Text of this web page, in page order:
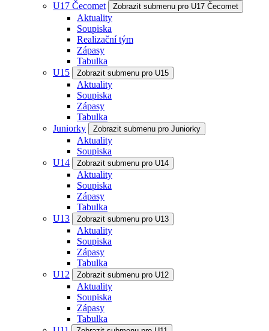
U17 Čecomet
Zobrazit submenu pro U17 Čecomet
Aktuality
Soupiska
Realizační tým
Zápasy
Tabulka
U15
Zobrazit submenu pro U15
Aktuality
Soupiska
Zápasy
Tabulka
Juniorky
Zobrazit submenu pro Juniorky
Aktuality
Soupiska
U14
Zobrazit submenu pro U14
Aktuality
Soupiska
Zápasy
Tabulka
U13
Zobrazit submenu pro U13
Aktuality
Soupiska
Zápasy
Tabulka
U12
Zobrazit submenu pro U12
Aktuality
Soupiska
Zápasy
Tabulka